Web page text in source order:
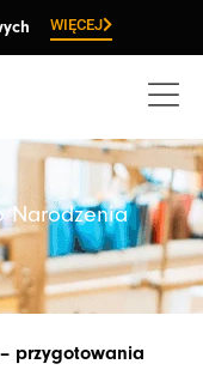
WIĘCEJ
Narodzenia
przygotowania